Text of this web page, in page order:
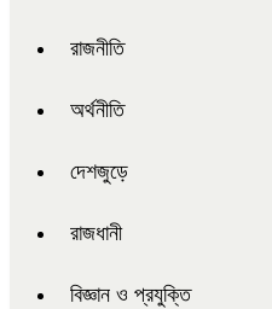
রাজনীতি
অর্থনীতি
দেশজুড়ে
রাজধানী
বিজ্ঞান ও প্রযুক্তি